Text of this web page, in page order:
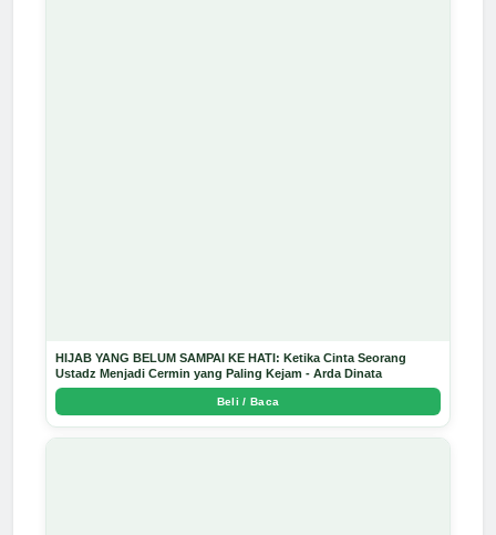
HIJAB YANG BELUM SAMPAI KE HATI: Ketika Cinta Seorang
Ustadz Menjadi Cermin yang Paling Kejam - Arda Dinata
Beli / Baca